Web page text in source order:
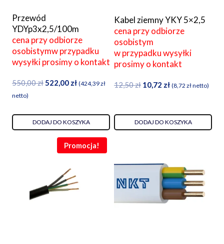
Przewód
YDYp3x2,5/100m
cena przy odbiorze
osobistymw przypadku
wysyłki prosimy o kontakt
550,00zł Pierwotna
550,00 zł.
522,00 złAktualna
522,00 zł.
(424,39zł
netto)
DODAJ DO KOSZYKA
Kabel ziemny YKY 5×2,5
cena przy odbiorze
osobistym
w przypadku wysyłki
prosimy o kontakt
12,50zł Pierwotna
12,50 zł.
10,72 złAktualna
10,72 zł.
(8,72 złnetto)
DODAJ DO KOSZYKA
Promocja!